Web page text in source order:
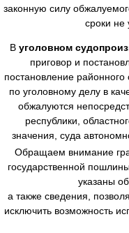
законную силу
сроки не
В уголовном
приговор и
постановление
по уголовному делу в
обжалуются
республики,
значения, суда
Обращаем внимание
государственной
указаны
а также сведения,
исключить возможность